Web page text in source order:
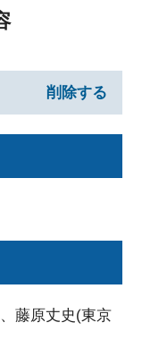
削除する
藤原丈史(東京